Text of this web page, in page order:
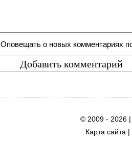
Оповещать о новых комментариях
© 2009 - 2026
Карта сайта